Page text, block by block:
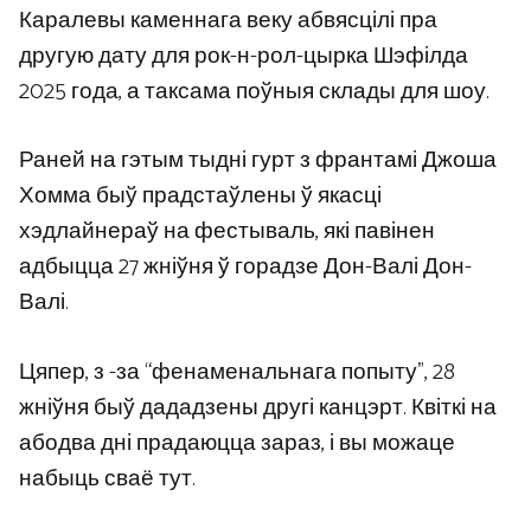
Каралевы каменнага веку абвясцілі пра
другую дату для рок-н-рол-цырка Шэфілда
2025 года, а таксама поўныя склады для шоу.
Раней на гэтым тыдні гурт з франтамі Джоша
Хомма быў прадстаўлены ў якасці
хэдлайнераў на фестываль, які павінен
адбыцца 27 жніўня ў горадзе Дон-Валі Дон-
Валі.
Цяпер, з -за “фенаменальнага попыту”, 28
жніўня быў дададзены другі канцэрт. Квіткі на
абодва дні прадаюцца зараз, і вы можаце
набыць сваё тут.